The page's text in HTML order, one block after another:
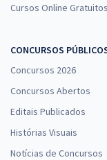
DER DF -
- Conhecimentos
Cursos Online Gratuitos
CONCURSOS
Concursos 2026
Concursos Abertos
Editais Publicados
Histórias Visuais
Notícias de Concursos